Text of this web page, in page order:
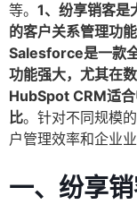
等。 1、纷享销客是
的客户关系管理功
Salesforce是一款
功能强大，尤其在
HubSpot CRM适
比。针对不同规模
户管理效率和企业业
一、纷享